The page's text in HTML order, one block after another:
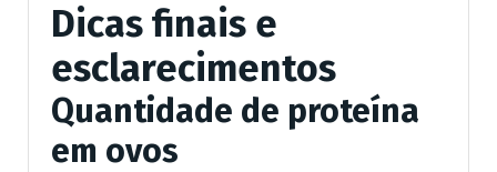
Dicas finais e
esclarecimentos
Quantidade de proteína
em ovos